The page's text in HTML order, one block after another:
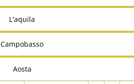
L'aquila
Campobasso
Aosta